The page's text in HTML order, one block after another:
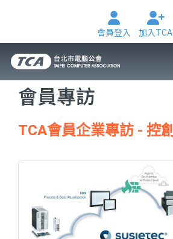
會員登入 加入TCA
會員專訪
TCA會員企業專訪 - 控創